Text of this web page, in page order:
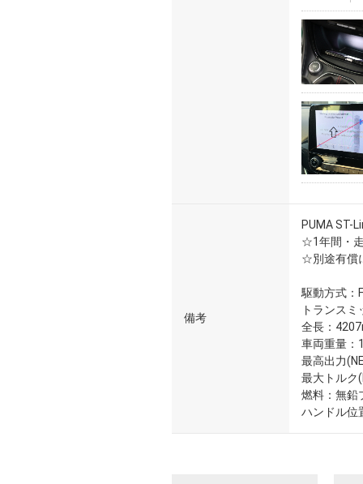
備考
PUMA ST-
☆1年間・
☆別途有償
駆動方式：
トランス
全長：
車両重量：
最高出力
最大トルク
燃料：無鉛
ハンドル位